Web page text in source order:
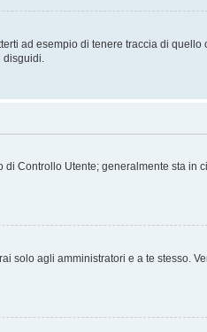
ad esempio di tenere traccia di quello
Controllo Utente; generalmente sta in
solo agli amministratori e a te stesso.